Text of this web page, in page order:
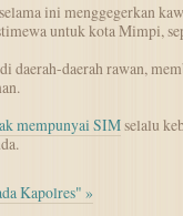
ini menggegerkan
untuk kota Mimpi,
daerah-daerah rawan,
mempunyai SIMselalu
Kapolres" »